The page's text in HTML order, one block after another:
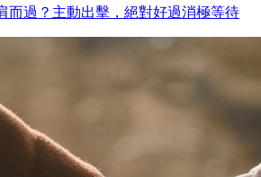
而過？主動出擊，絕對好過消極等待